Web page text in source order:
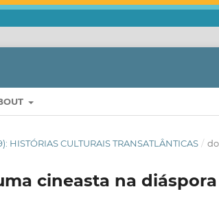
HISTÓRIAS CULTURAIS TRANSATLÂNTICAS /
cineasta na diáspora